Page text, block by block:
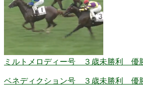
ミルトメロディー号 ３歳未勝利 優
ベネディクション号 ３歳未勝利 優